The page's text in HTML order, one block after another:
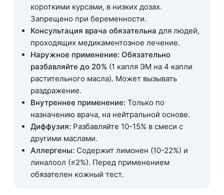
короткими курсами, в низких дозах.
Запрещено при беременности.
Консультация врача обязательна для людей,
проходящих медикаментозное лечение.
Наружное применение: Обязательно
разбавляйте до 20% (1 капля ЭМ на 4 капли
растительного масла). Может вызывать
раздражение.
Внутреннее применение: Только по
назначению врача, на нейтральной основе.
Диффузия: Разбавляйте 10-15% в смеси с
другими маслами.
Аллергены: Содержит лимонен (10-22%) и
линалоол (≤2%). Перед применением
обязателен кожный тест.